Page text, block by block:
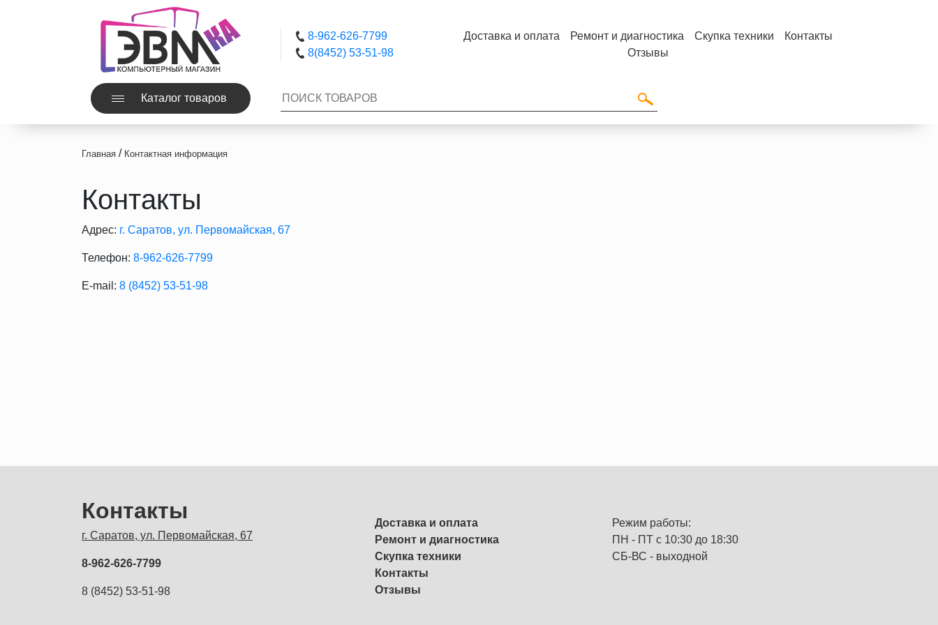
Каталог товаров
8-962-626-7799
8(8452) 53-51-98
Доставка и оплата Ремонт и диагностика Скупка техники
Контакты
Отзывы
Главная / Контактная информация
Контакты
Адрес: г. Саратов, ул. Первомайская, 67
Телефон: 8-962-626-7799
E-mail: 8 (8452) 53-51-98
Контакты
г. Саратов, ул. Первомайская, 67
8-962-626-7799
8 (8452) 53-51-98
Доставка и оплата
Ремонт и диагностика
Скупка техники
Контакты
Отзывы
Режим работы:
ПН - ПТ с 10:30 до 18:30
СБ-ВС - выходной